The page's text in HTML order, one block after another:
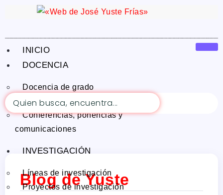
INICIO
DOCENCIA
Docencia de grado
Docencia de posgrado y tercer ciclo
Conferencias, ponencias y
comunicaciones
INVESTIGACIÓN
Líneas de investigación
Proyectos de investigación
Blog de Yuste